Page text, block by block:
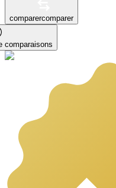
comparercomparer
comparaisons